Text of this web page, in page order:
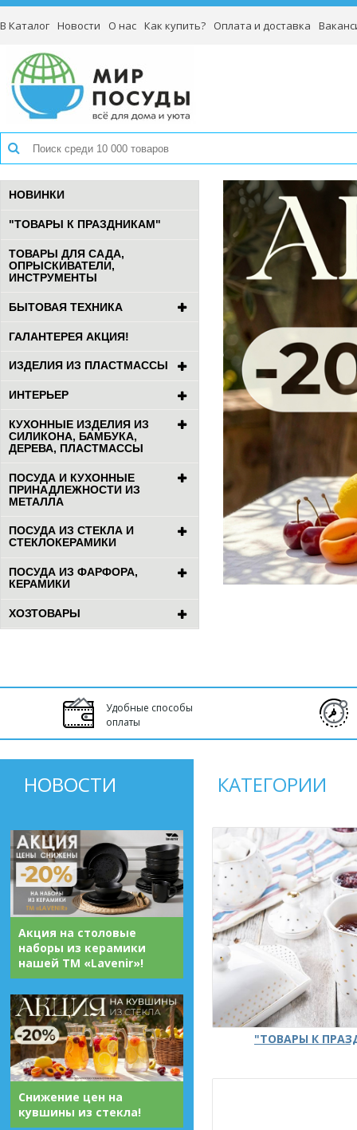
В Каталог Новости О нас Как купить? Оплата и доставка
НОВИНКИ
"ТОВАРЫ К ПРАЗДНИКАМ"
ТОВАРЫ ДЛЯ САДА,
ОПРЫСКИВАТЕЛИ,
ИНСТРУМЕНТЫ
БЫТОВАЯ ТЕХНИКА
ГАЛАНТЕРЕЯ АКЦИЯ!
ИЗДЕЛИЯ ИЗ ПЛАСТМАССЫ
ИНТЕРЬЕР
КУХОННЫЕ ИЗДЕЛИЯ ИЗ
СИЛИКОНА, БАМБУКА,
ДЕРЕВА, ПЛАСТМАССЫ
ПОСУДА И КУХОННЫЕ
ПРИНАДЛЕЖНОСТИ ИЗ
МЕТАЛЛА
ПОСУДА ИЗ СТЕКЛА И
СТЕКЛОКЕРАМИКИ
ПОСУДА ИЗ ФАРФОРА,
КЕРАМИКИ
ХОЗТОВАРЫ
Удобные способы
оплаты
НОВОСТИ
Акция на столовые
наборы из керамики
нашей ТМ «Lavenir»!
Снижение цен на
кувшины из стекла!
КАТЕГОРИИ
"ТОВАРЫ К